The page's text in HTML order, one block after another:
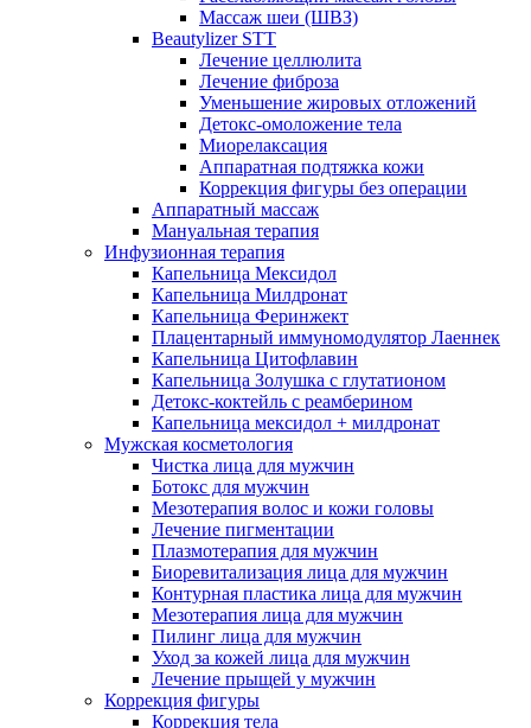
Массаж шеи (ШВЗ)
Beautylizer STT
Лечение целлюлита
Лечение фиброза
Уменьшение жировых отложений
Детокс-омоложение тела
Миорелаксация
Аппаратная подтяжка кожи
Коррекция фигуры без операции
Аппаратный массаж
Мануальная терапия
Инфузионная терапия
Капельница Мексидол
Капельница Милдронат
Капельница Феринжект
Плацентарный иммуномодулятор Лаеннек
Капельница Цитофлавин
Капельница Золушка с глутатионом
Детокс-коктейль с реамберином
Капельница мексидол + милдронат
Мужская косметология
Чистка лица для мужчин
Ботокс для мужчин
Мезотерапия волос и кожи головы
Лечение пигментации
Плазмотерапия для мужчин
Биоревитализация лица для мужчин
Контурная пластика лица для мужчин
Мезотерапия лица для мужчин
Пилинг лица для мужчин
Уход за кожей лица для мужчин
Лечение прыщей у мужчин
Коррекция фигуры
Коррекция тела